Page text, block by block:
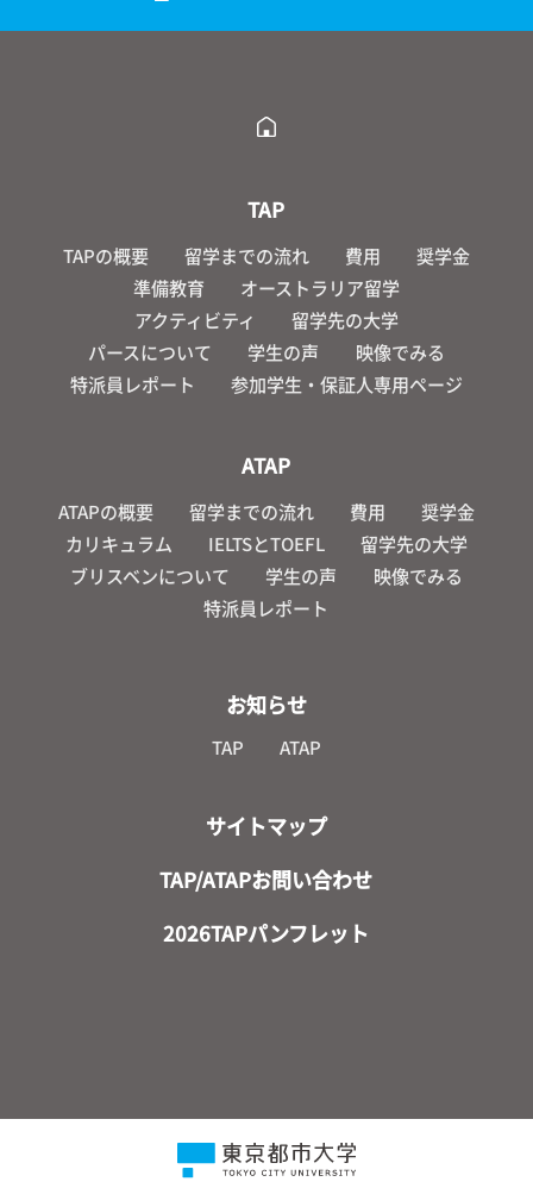
TAP
TAPの概要 留学までの流れ 費用
奨学金
準備教育
オーストラリア留学
アクティビティ
留学先の大学
パースについて
学生の声
映像でみる
特派員レポート
参加学生・保証人専用ページ
ATAP
ATAPの概要 留学までの流れ 費用
奨学金
カリキュラム
IELTSとTOEFL
留学先の大学
ブリスベンについて
学生の声
映像でみる
特派員レポート
お知らせ
TAP ATAP
サイトマップ
TAP/ATAPお問い合わせ
2026TAPパンフレット